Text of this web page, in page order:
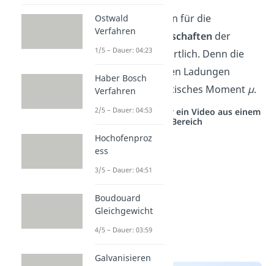
Dabei ist der Kernspin für die
magnetischen Eigenschaften der
Atomkerne verantwortlich. Denn die
bewegten elektrischen Ladungen
erzeugen ein magnetisches Moment µ.
Studyflix vernetzt: Hier ein Video aus einem
anderen Bereich
Ostwald
Verfahren
1/5 – Dauer: 04:23
Haber Bosch
Verfahren
2/5 – Dauer: 04:53
Hochofenproz
ess
3/5 – Dauer: 04:51
Boudouard
Gleichgewicht
4/5 – Dauer: 03:59
Galvanisieren